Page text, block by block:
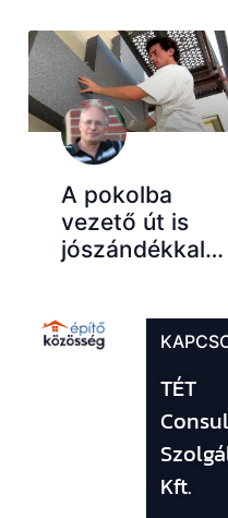
A pokolba
vezető út is
jószándékkal…
TÉT
Kft.